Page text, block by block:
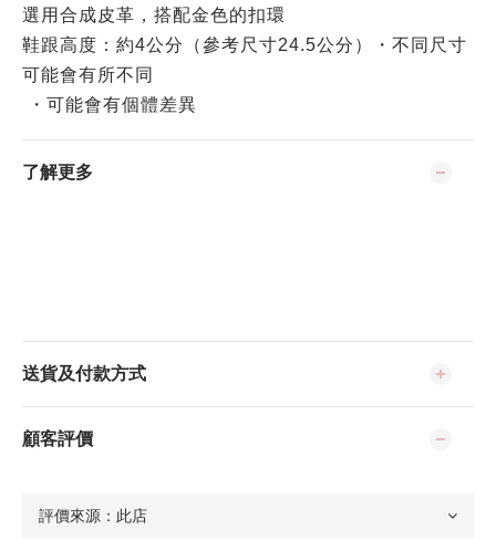
選用合成皮革，搭配金色的扣環
鞋跟高度：約4公分（參考尺寸24.5公分）・不同尺寸
可能會有所不同
・可能會有個體差異
了解更多
送貨及付款方式
顧客評價